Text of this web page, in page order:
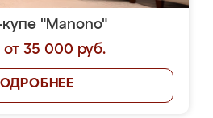
"Manono"
от 35 000 руб.